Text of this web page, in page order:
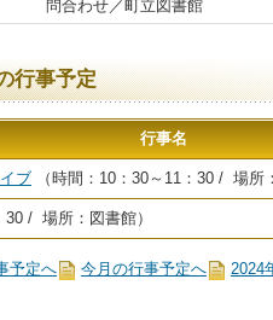
問合わせ／町立図書館
行事予定
行事名
ブ （時間：10：30～11：30 / 場
30 / 場所：図書館）
予定へ 今月の行事予定へ 2024